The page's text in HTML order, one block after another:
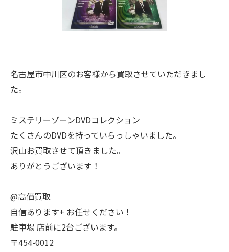
名古屋市中川区のお客様から買取させていただきまし
た。
ミステリーゾーンDVDコレクション
たくさんのDVDを持っていらっしゃいました。
沢山お買取させて頂きました。
ありがとうございます！
@高価買取
自信あります+ お任せください！
駐車場 店前に2台ございます。
〒454-0012